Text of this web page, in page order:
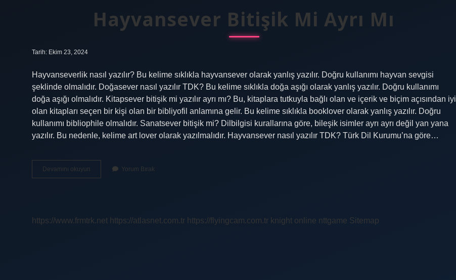
Hayvansever Bitişik Mi Ayrı Mı
Tarih: Ekim 23, 2024
Hayvanseverlik nasıl yazılır? Bu kelime sıklıkla hayvansever olarak yanlış yazılır. Doğru kullanımı hayvan sevgisi
şeklinde olmalıdır. Doğasever nasıl yazılır TDK? Bu kelime sıklıkla doğa aşığı olarak yanlış yazılır. Doğru kullanımı
doğa aşığı olmalıdır. Kitapsever bitişik mi yazılır ayrı mı? Bu, kitaplara tutkuyla bağlı olan ve içerik ve biçim açısından iyi
olan kitapları seçen bir kişi olan bir bibliyofil anlamına gelir. Bu kelime sıklıkla booklover olarak yanlış yazılır. Doğru
kullanımı bibliophile olmalıdır. Sanatsever bitişik mi? Dilbilgisi kurallarına göre, bileşik isimler ayrı ayrı değil yan yana
yazılır. Bu nedenle, kelime art lover olarak yazılmalıdır. Hayvansever nasıl yazılır TDK? Türk Dil Kurumu’na göre…
Devamını okuyun Hayvansever
Bitişik
Yorum Bırak
https://www.frmtrk.net https://atlasnet.com.tr https://flyingcam.com.tr knight online nttgame Sitemap